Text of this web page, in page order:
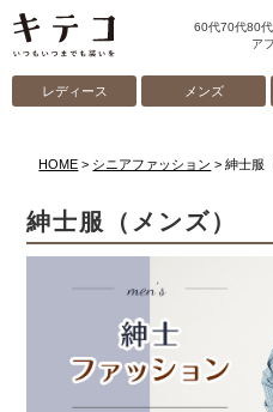
60代70代80
ア
レディース メンズ
HOME シニアファッション 紳士服
紳士服（メンズ）